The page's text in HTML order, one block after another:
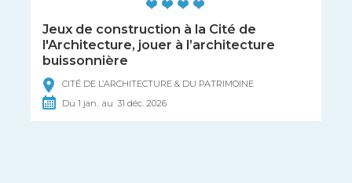
Jeux de construction à la Cité de
l'Architecture, jouer à l’architecture
buissonnière
CITÉ DE L’ARCHITECTURE & DU PATRIMOINE
Du1 jan. au 31déc. 2026